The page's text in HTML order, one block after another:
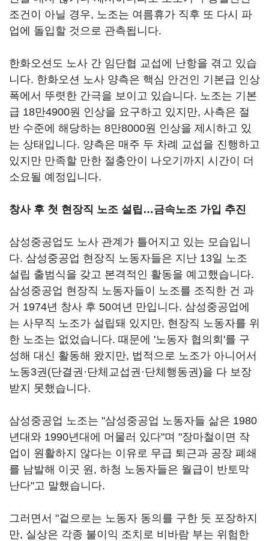
조건이 아닐 경우, 노조는 여름휴가 직후 또 다시 파
업에 돌입할 것으로 관측됩니다.
한화오션도 노사 간 임단협 교섭에 난항을 겪고 있습
니다. 한화오션 노사 양측은 핵심 안건인 기본급 인상
폭에서 뚜렷한 간극을 보이고 있습니다. 노조는 기본
급 18만4900원 인상을 요구하고 있지만, 사측은 절
반 수준에 해당하는 8만8000원 인상을 제시하고 있
는 상태입니다. 양측은 매주 두 차례 교섭을 진행하고
있지만 만족할 만한 절충안이 나오기까지 시간이 더
소요될 예정입니다.
창사 후 첫 현장직 노조 설립…금속노조 가입 추진
삼성중공업도 노사 관계가 틀어지고 있는 모습입니
다. 삼성중공업 현장직 노동자들은 지난 13일 노조
설립 출범식을 갖고 본격적인 활동을 예고했습니다.
삼성중공업 현장직 노동자들이 노조를 조직한 건 과
거 1974년 창사 후 50여년 만입니다. 삼성중공업에
는 사무직 노조가 설립돼 있지만, 현장직 노동자를 위
한 노조는 없었습니다. 때문에 '노동자 협의회'를 구
성해 대신 활동해 왔지만, 법적으로 노조가 아니어서
노동3권(단결권·단체교섭권·단체행동권)을 다 보장
받지 못했습니다.
삼성중공업 노조는 "삼성중공업 노동자들 삶은 1980
년대와 1990년대에 머물러 있다"며 "장마철이면 작
업이 원활하지 않다는 이유로 무급 퇴근과 공장 폐쇄
를 남발해 이곳 원, 하청 노동자들은 월급이 반토막
난다"고 말했습니다.
그러면서 "겉으로는 노동자 동의를 구한 듯 포장하지
만, 실상은 각종 불이익 조치로 비바람 부는 위험한